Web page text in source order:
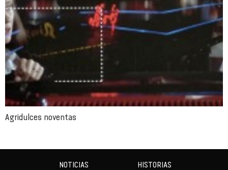
Agridulces noventas
NOTICIAS HISTORIAS